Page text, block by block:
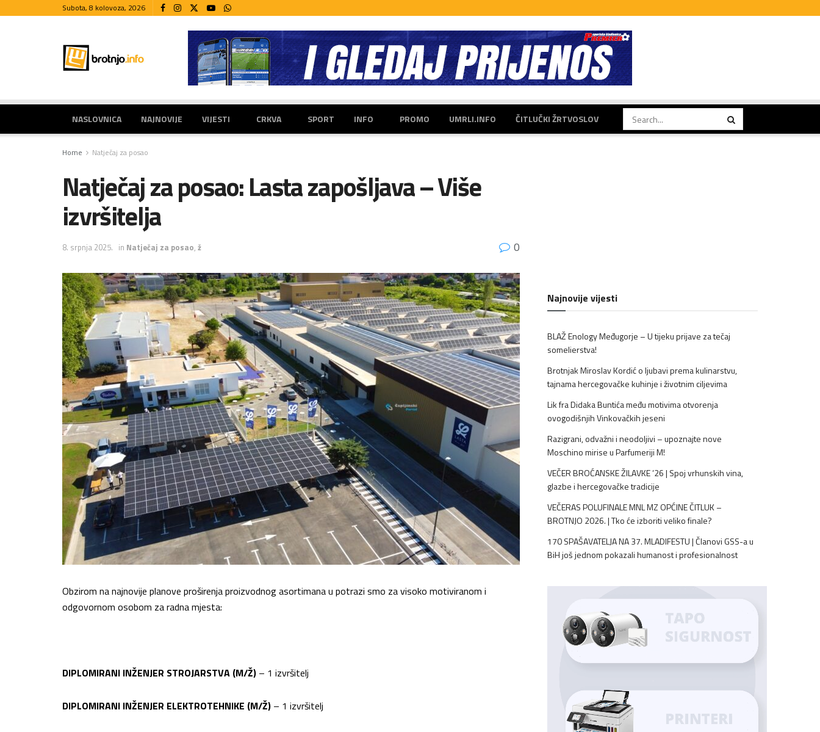
Subota, 8 kolovoza, 2026
NASLOVNICA NAJNOVIJE VIJESTI CRKVA SPORT INFO PROMO UMRLI.INFO ČITLUČKI ŽRTVOSLOV
Home Natječaj za posao
Natječaj za posao: Lasta zapošljava – Više
izvršitelja
8. srpnja 2025. in Natječaj za posao, ž 0
Obzirom na najnovije planove proširenja proizvodnog asortimana u potrazi smo za visoko motiviranom i
odgovornom osobom za radna mjesta:
DIPLOMIRANI INŽENJER STROJARSTVA (M/Ž) – 1 izvršitelj
DIPLOMIRANI INŽENJER ELEKTROTEHNIKE (M/Ž) – 1 izvršitelj
Najnovije vijesti
BLAŽ Enology Međugorje – U tijeku prijave za tečaj
somelierstva!
Brotnjak Miroslav Kordić o ljubavi prema kulinarstvu,
tajnama hercegovačke kuhinje i životnim ciljevima
Lik fra Didaka Buntića među motivima otvorenja
ovogodišnjih Vinkovačkih jeseni
Razigrani, odvažni i neodoljivi – upoznajte nove
Moschino mirise u Parfumeriji M!
VEČER BROĆANSKE ŽILAVKE ’26 | Spoj vrhunskih vina,
glazbe i hercegovačke tradicije
VEČERAS POLUFINALE MNL MZ OPĆINE ČITLUK –
BROTNJO 2026. | Tko će izboriti veliko finale?
170 SPAŠAVATELJA NA 37. MLADIFESTU | Članovi GSS-a u
BiH još jednom pokazali humanost i profesionalnost